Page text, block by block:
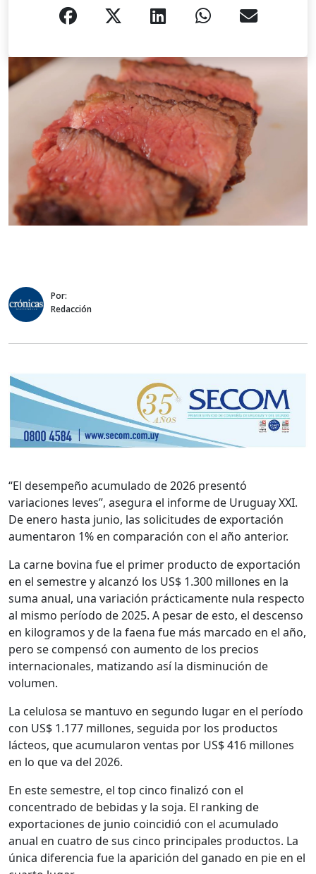
Por:
Redacción
“El desempeño acumulado de 2026 presentó
variaciones leves”, asegura el informe de Uruguay XXI.
De enero hasta junio, las solicitudes de exportación
aumentaron 1% en comparación con el año anterior.
La carne bovina fue el primer producto de exportación
en el semestre y alcanzó los US$ 1.300 millones en la
suma anual, una variación prácticamente nula respecto
al mismo período de 2025. A pesar de esto, el descenso
en kilogramos y de la faena fue más marcado en el año,
pero se compensó con aumento de los precios
internacionales, matizando así la disminución de
volumen.
La celulosa se mantuvo en segundo lugar en el período
con US$ 1.177 millones, seguida por los productos
lácteos, que acumularon ventas por US$ 416 millones
en lo que va del 2026.
En este semestre, el top cinco finalizó con el
concentrado de bebidas y la soja. El ranking de
exportaciones de junio coincidió con el acumulado
anual en cuatro de sus cinco principales productos. La
única diferencia fue la aparición del ganado en pie en el